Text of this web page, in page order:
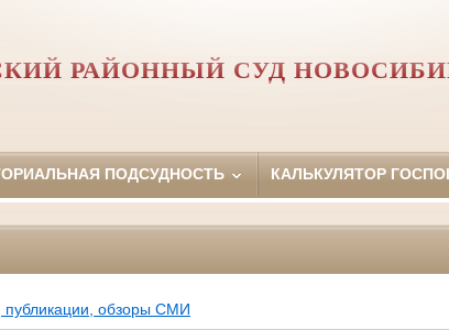
РАЙОННЫЙ СУД
ПОДСУДНОСТЬ КАЛЬКУЛЯТОР
публикации, обзоры СМИ